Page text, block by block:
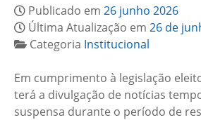
Publicado em 26 junho 2026
Última Atualização em 26 de
Categoria Institucional
Em cumprimento à legislação
terá a divulgação de notícias
suspensa durante o período de